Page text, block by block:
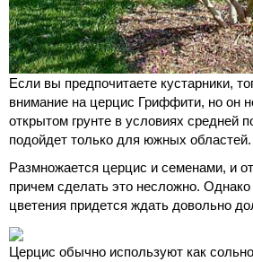
Если вы предпочитаете кустарники,
внимание на церцис Гриффити, но он
открытом грунте в условиях средней
подойдет только для южных областей.
Размножается церцис и семенами, и
причем сделать это несложно. Однако
цветения придется ждать довольно
Церцис обычно используют как